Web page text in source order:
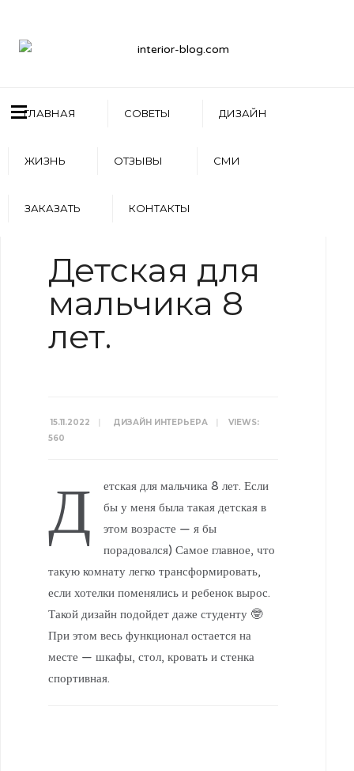
ГЛАВНАЯ СОВЕТЫ ДИЗАЙН
ЖИЗНЬ ОТЗЫВЫ СМИ
ЗАКАЗАТЬ КОНТАКТЫ
Детская для
мальчика 8
лет.
15.11.2022 | ДИЗАЙН ИНТЕРЬЕРА |
VIEWS:
560
Д
етская для мальчика 8 лет. Если
бы у меня была такая детская в
этом возрасте — я бы
порадовался) Самое главное, что
такую комнату легко трансформировать,
если хотелки поменялись и ребенок вырос.
Такой дизайн подойдет даже студенту 🤓
При этом весь функционал остается на
месте — шкафы, стол, кровать и стенка
спортивная.